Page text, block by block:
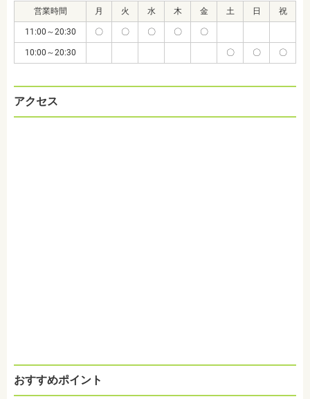
営業時間 月 火 水 木 金 土 日 祝
11:00～20:30 〇 〇 〇 〇 〇
10:00～20:30 〇 〇 〇
アクセス
おすすめポイント